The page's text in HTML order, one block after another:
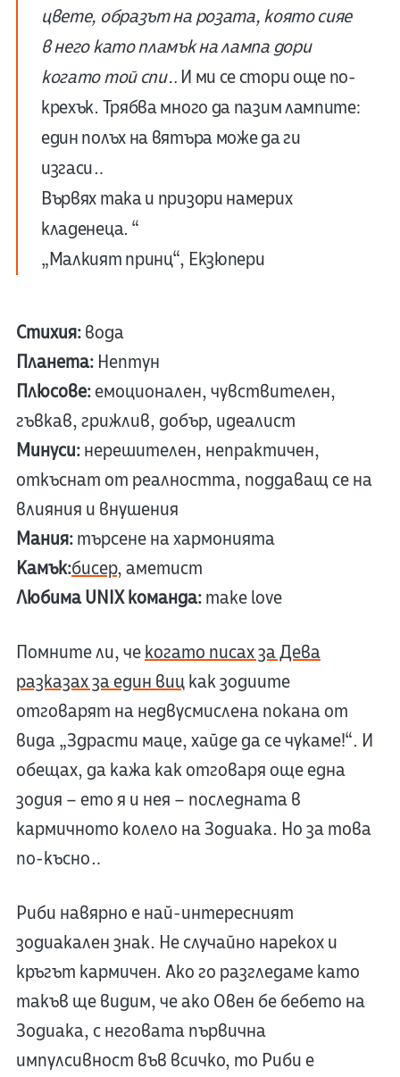
цвете, образът на розата, която сияе
в него като пламък на лампа дори
когато той спи… И ми се стори още по-
крехък. Трябва много да пазим лампите:
един полъх на вятъра може да ги
изгаси…
Вървях така и призори намерих
кладенеца. “
„Малкият принц“, Екзюпери
Стихия:вода
Планета:Нептун
Плюсове:емоционален, чувствителен,
гъвкав, грижлив, добър, идеалист
Минуси:нерешителен, непрактичен,
откъснат от реалността, поддаващ се на
влияния и внушения
Мания:търсене на хармонията
Камък:бисер, аметист
Любима UNIX команда:make love
Помните ли, чекогато писах за Дева
разказах за един вицкак зодиите
отговарят на недвусмислена покана от
вида „Здрасти маце, хайде да се чукаме!“. И
обещах, да кажа как отговаря още една
зодия – ето я и нея – последната в
кармичното колело на Зодиака. Но за това
по-късно…
Риби навярно е най-интересният
зодиакален знак. Не случайно нарекох и
кръгът кармичен. Ако го разгледаме като
такъв ще видим, че ако Овен бе бебето на
Зодиака, с неговата първична
импулсивност във всичко, то Риби е